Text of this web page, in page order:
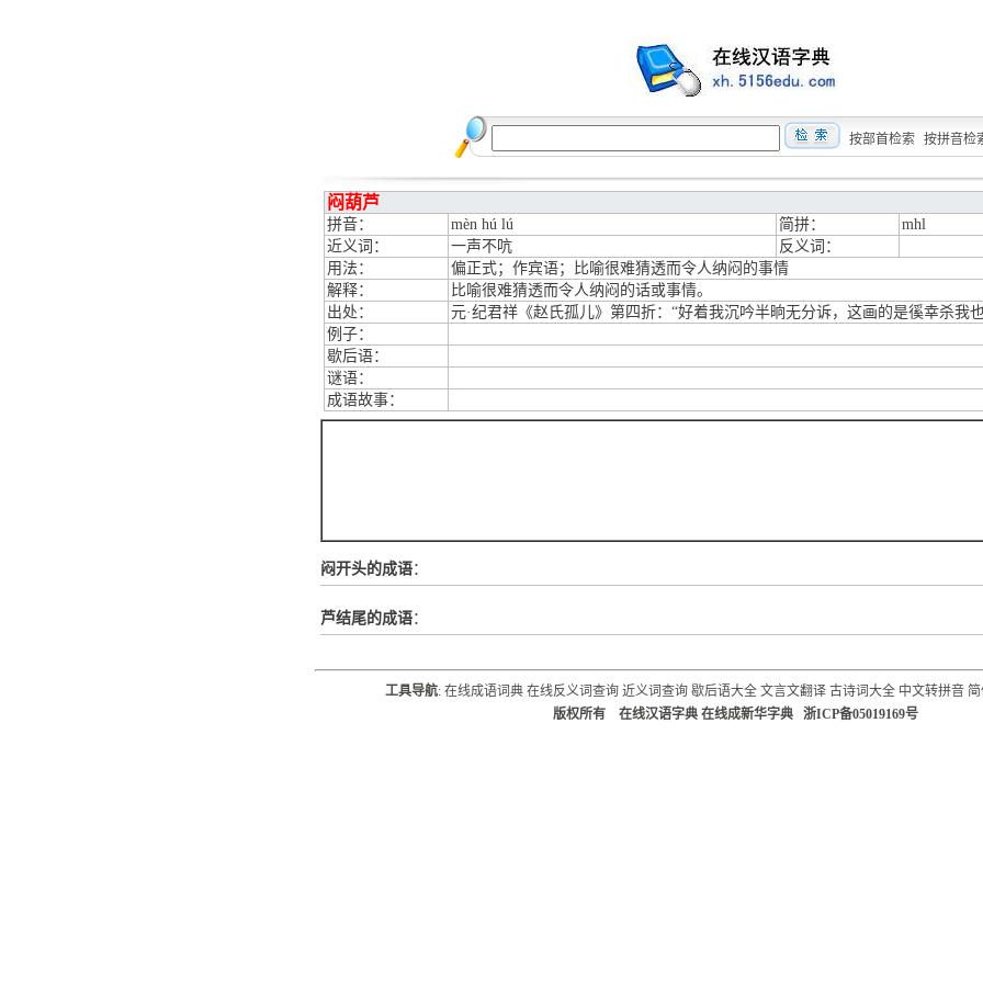
按部首检索 按拼音检
闷葫芦
拼音： mèn hú lú 简拼：
mhl
近义词：
一声不吭
反义词：
用法：
偏正式；作宾语；比喻很难猜透而令人纳闷的事情
解释：
比喻很难猜透而令人纳闷的话或事情。
出处：
元·纪君祥《赵氏孤儿》第四折：“好着我沉吟半晌无分诉，这画的是徯幸杀我
例子：
歇后语：
谜语：
成语故事：
闷开头的成语：
芦结尾的成语：
工具导航: 在线成语词典 在线反义词查询 近义词查询 歇后语大全 文言文翻译 古诗词大全 中文转拼音
版权所有 在线汉语字典 在线成新华字典 浙ICP备05019169号